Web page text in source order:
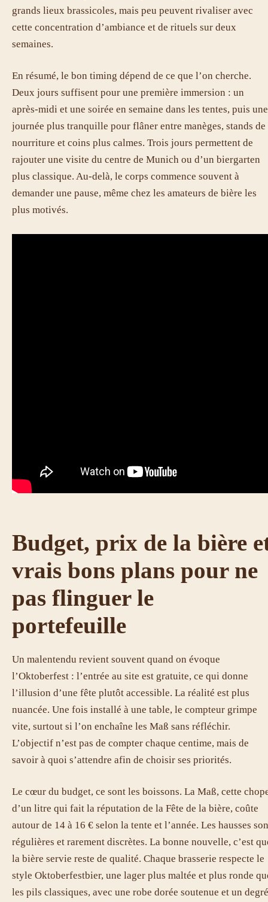
grands lieux brassicoles, mais peu peuvent rivaliser avec
cette concentration d’ambiance et de rituels sur deux
semaines.
En résumé, le bon timing dépend de ce que l’on cherche.
Deux jours suffisent pour une première immersion : un
après-midi et une soirée en semaine dans les tentes, puis une
journée plus tranquille pour flâner entre manèges, stands de
nourriture et coins plus calmes. Trois jours permettent de
rajouter une visite du centre de Munich ou d’un biergarten
plus classique. Au-delà, le corps commence souvent à
demander une pause, même chez les amateurs de bière les
plus motivés.
Budget, prix de la bière
vrais bons plans pour ne
pas flinguer le
portefeuille
Un malentendu revient souvent quand on évoque
l’Oktoberfest : l’entrée au site est gratuite, ce qui donne
l’illusion d’une fête plutôt accessible. La réalité est plus
nuancée. Une fois installé à une table, le compteur grimpe
vite, surtout si l’on enchaîne les Maß sans réfléchir.
L’objectif n’est pas de compter chaque centime, mais de
savoir à quoi s’attendre afin de choisir ses priorités.
Le cœur du budget, ce sont les boissons. La Maß, cette
d’un litre qui fait la réputation de la Fête de la bière, coûte
autour de 14 à 16 € selon la tente et l’année. Les hausses
régulières et rarement discrètes. La bonne nouvelle, c’est
la bière servie reste de qualité. Chaque brasserie respecte le
style Oktoberfestbier, une lager plus maltée et plus ronde
les pils classiques, avec une robe dorée soutenue et un degré